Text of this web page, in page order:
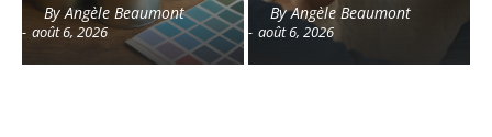
By Angèle Beaumont
- août 6, 2026
By Angèle Beaumont
- août 6, 2026